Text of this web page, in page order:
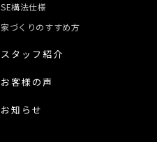
SE構法仕様
家づくりのすすめ方
スタッフ紹介
お客様の声
お知らせ